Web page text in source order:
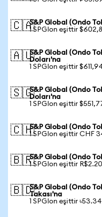
🇨🇦S&P Global (Ondo
1 SPGIon eşittir
🇦🇺S&P Global (Ondo
Doları'na
1 SPGIon eşittir
🇸🇬S&P Global (Ondo
Doları'na
1 SPGIon eşittir
🇨🇭S&P Global (Ondo
1 SPGIon eşittir CHF
🇧🇷S&P Global (Ondo
1 SPGIon eşittir
🇧🇩S&P Global (Ondo
Takası'na
1 SPGIon eşittir